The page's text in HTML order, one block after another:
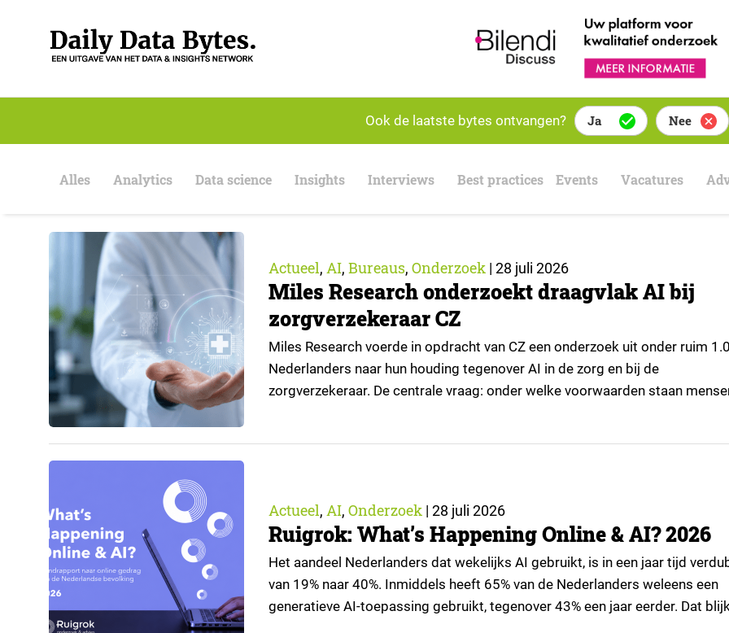
o
n
Ook de laatste bytes ontvangen? Ja Nee
Alles Analytics Data science Insights Interviews Best practices Events Vacatures
Actueel, AI, Bureaus, Onderzoek | 28 juli 2026
Miles Research onderzoekt draagvlak AI bij
zorgverzekeraar CZ
Miles Research voerde in opdracht van CZ een onderzoek uit onder ruim
Nederlanders naar hun houding tegenover AI in de zorg en bij de
zorgverzekeraar. De centrale vraag: onder welke voorwaarden staan
Actueel, AI, Onderzoek | 28 juli 2026
Ruigrok: What’s Happening Online & AI? 2026
Het aandeel Nederlanders dat wekelijks AI gebruikt, is in een jaar tijd
van 19% naar 40%. Inmiddels heeft 65% van de Nederlanders weleens een
generatieve AI-toepassing gebruikt, tegenover 43% een jaar eerder. Dat